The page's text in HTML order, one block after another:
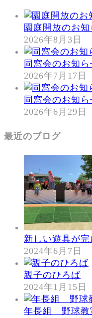
園庭開放のお知
2026年8月3日
同窓会のお知ら
2026年7月17日
同窓会のお知ら
2026年6月29日
最近のブログ
新しい遊具が完
2024年6月7日
親子のひろば
2024年1月15日
年長組 野球教